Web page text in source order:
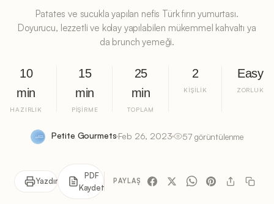
Patates ve sucukla yapılan nefis Türk fırın yumurtası.
Doyurucu, lezzetli ve kolay yapılabilen mükemmel kahvaltı ya
da brunch yemeği.
10
min
HAZIRLIK
15
min
PIŞIRME
25
min
TOPLAM
2
KIŞILIK
Easy
ZORLUK
Petite Gourmets Feb 26, 2023 57 görüntülenme
Yazdır
PDF
Kaydet
PAYLAŞ